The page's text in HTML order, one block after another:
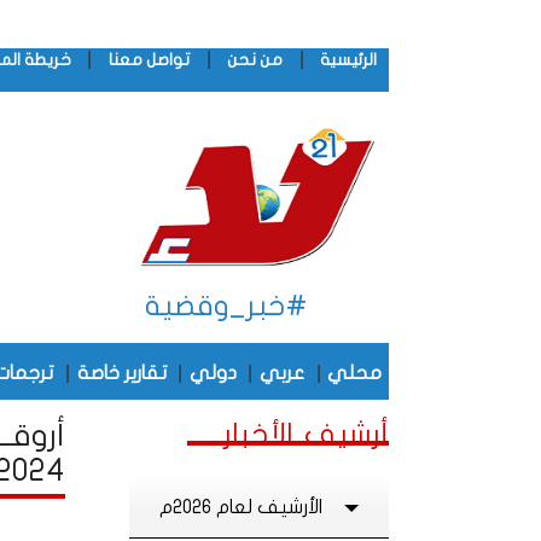
الرئيسية من نحن تواصل معنا خريطة
#خبر_وقضية
محلي عربي دولي تقارير خاصة
أرشيف الأخبار
الأرشيف لعام 2026م